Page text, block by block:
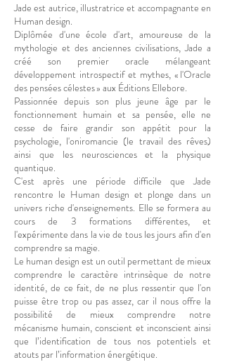
Jade est autrice, illustratrice et accompagnante en
Human design.
Diplômée d'une école d'art, amoureuse de la
mythologie et des anciennes civilisations, Jade a
créé son premier oracle mélangeant
développement introspectif et mythes, « l'Oracle
des pensées célestes » aux Éditions Ellebore.
Passionnée depuis son plus jeune âge par le
fonctionnement humain et sa pensée, elle ne
cesse de faire grandir son appétit pour la
psychologie, l'oniromancie (le travail des rêves)
ainsi que les neurosciences et la physique
quantique.
C'est après une période difficile que Jade
rencontre le Human design et plonge dans un
univers riche d'enseignements. Elle se formera au
cours de 3 formations différentes, et
l'expérimente dans la vie de tous les jours afin d'en
comprendre sa magie.
Le human design est un outil permettant de mieux
comprendre le caractère intrinsèque de notre
identité, de ce fait, de ne plus ressentir que l'on
puisse être trop ou pas assez, car il nous offre la
possibilité de mieux comprendre notre
mécanisme humain, conscient et inconscient ainsi
que l’identification de tous nos potentiels et
atouts par l’information énergétique.